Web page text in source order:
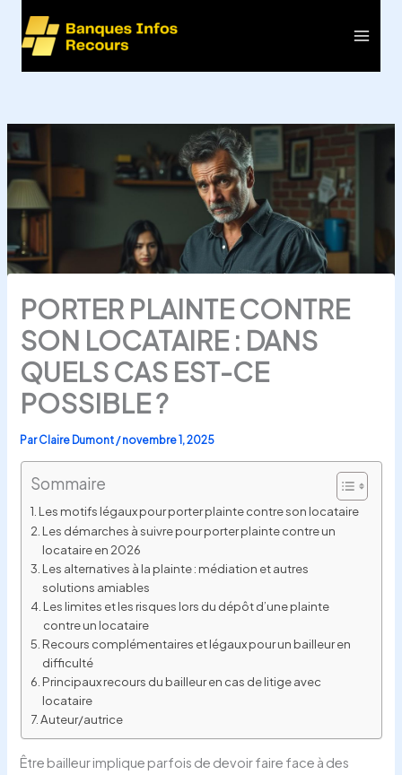
contenu
PORTER PLAINTE CONTRE
SON LOCATAIRE : DANS
QUELS CAS EST-CE
POSSIBLE ?
ParClaire Dumont/novembre 1, 2025
Sommaire
Les motifs légaux pour porter plainte contre son locataire
Les démarches à suivre pour porter plainte contre un
locataire en 2026
Les alternatives à la plainte : médiation et autres
solutions amiables
Les limites et les risques lors du dépôt d’une plainte
contre un locataire
Recours complémentaires et légaux pour un bailleur en
difficulté
Principaux recours du bailleur en cas de litige avec
locataire
Auteur/autrice
Être bailleur implique parfois de devoir faire face à des